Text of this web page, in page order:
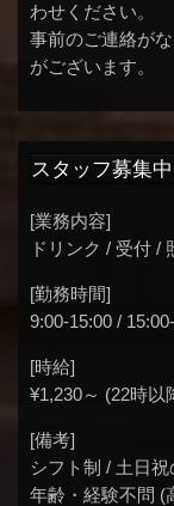
わせください。
事前のご連絡が
がございます。
スタッフ募集中
[業務内容]
ドリンク / 受付 /
[勤務時間]
9:00-15:00 /
[時給]
¥1,230～ (22時以
[備考]
シフト制 / 土日祝
年齢・経験不問 (